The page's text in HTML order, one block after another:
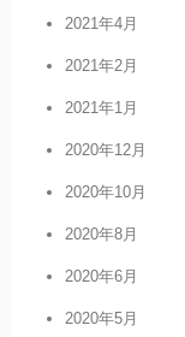
2021年4月
2021年2月
2021年1月
2020年12月
2020年10月
2020年8月
2020年6月
2020年5月